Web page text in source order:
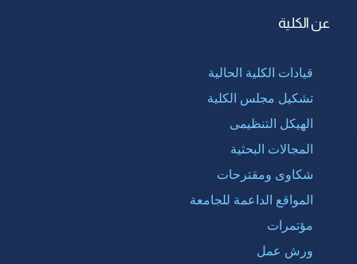
عن الكلية
قيادات الكلية الحالية
تشكيل مجلس الكلية
الهيكل التنظيمى
المجالات البحثية
شكاوى ومقترحات
المواقع الداعمة للجامعة
مؤتمرات
ورش عمل